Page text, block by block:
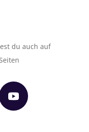
du auch auf